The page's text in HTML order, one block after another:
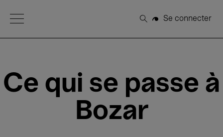
Open Menu
Rechercher
Se connecter
Ce qui se passe à
Bozar